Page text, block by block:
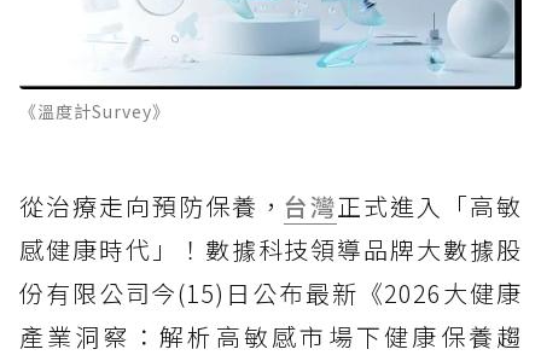
《溫度計Survey》
從治療走向預防保養， 台灣正式進入「高敏
感健康時代」！數據科技領導品牌大數據股
份有限公司今(15)日公布最新《2026大健康
產業洞察：解析高敏感市場下健康保養趨